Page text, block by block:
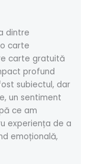
dintre
carte
carte gratuită
profund
subiectul, dar
un sentiment
ce am
experiența de a
emoțională,